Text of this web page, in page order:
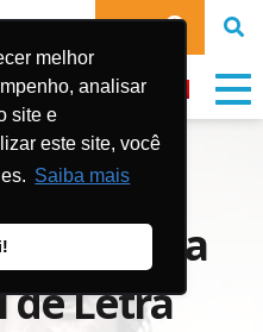
melhor
analisar
site e
este site, você
Saiba mais
DOE
de
geral da
de Letra